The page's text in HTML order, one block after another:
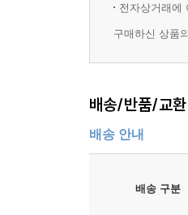
『일곱 번째 남자』
그 파도는 생명을
괴담회에 모인 사
바다를 보려고
전자상거래에
구매하신 상품
배송/반품/교
배송 안내
배송 구분